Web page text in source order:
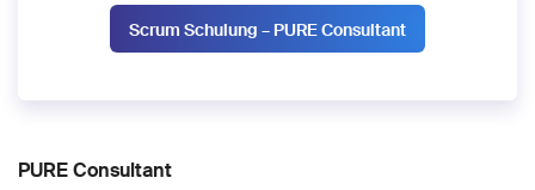
Scrum Schulung – PURE Consultant
PURE Consultant